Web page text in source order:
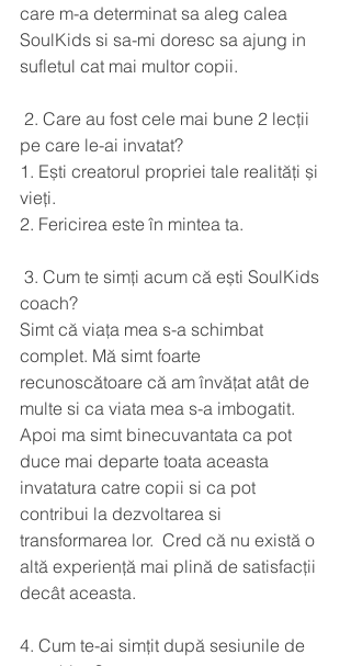
care m-a determinat sa aleg calea
SoulKids si sa-mi doresc sa ajung in
sufletul cat mai multor copii.
pe care le-ai invatat?
1. Ești creatorul propriei tale realități și
vieți.
2. Fericirea este în mintea ta.
coach?
Simt că viața mea s-a schimbat
complet. Mă simt foarte
recunoscătoare că am învățat atât de
multe si ca viata mea s-a imbogatit.
Apoi ma simt binecuvantata ca pot
duce mai departe toata aceasta
invatatura catre copii si ca pot
contribui la dezvoltarea si
transformarea lor.  Cred că nu există o
altă experiență mai plină de satisfacții
decât aceasta.
4. Cum te-ai simțit după sesiunile de